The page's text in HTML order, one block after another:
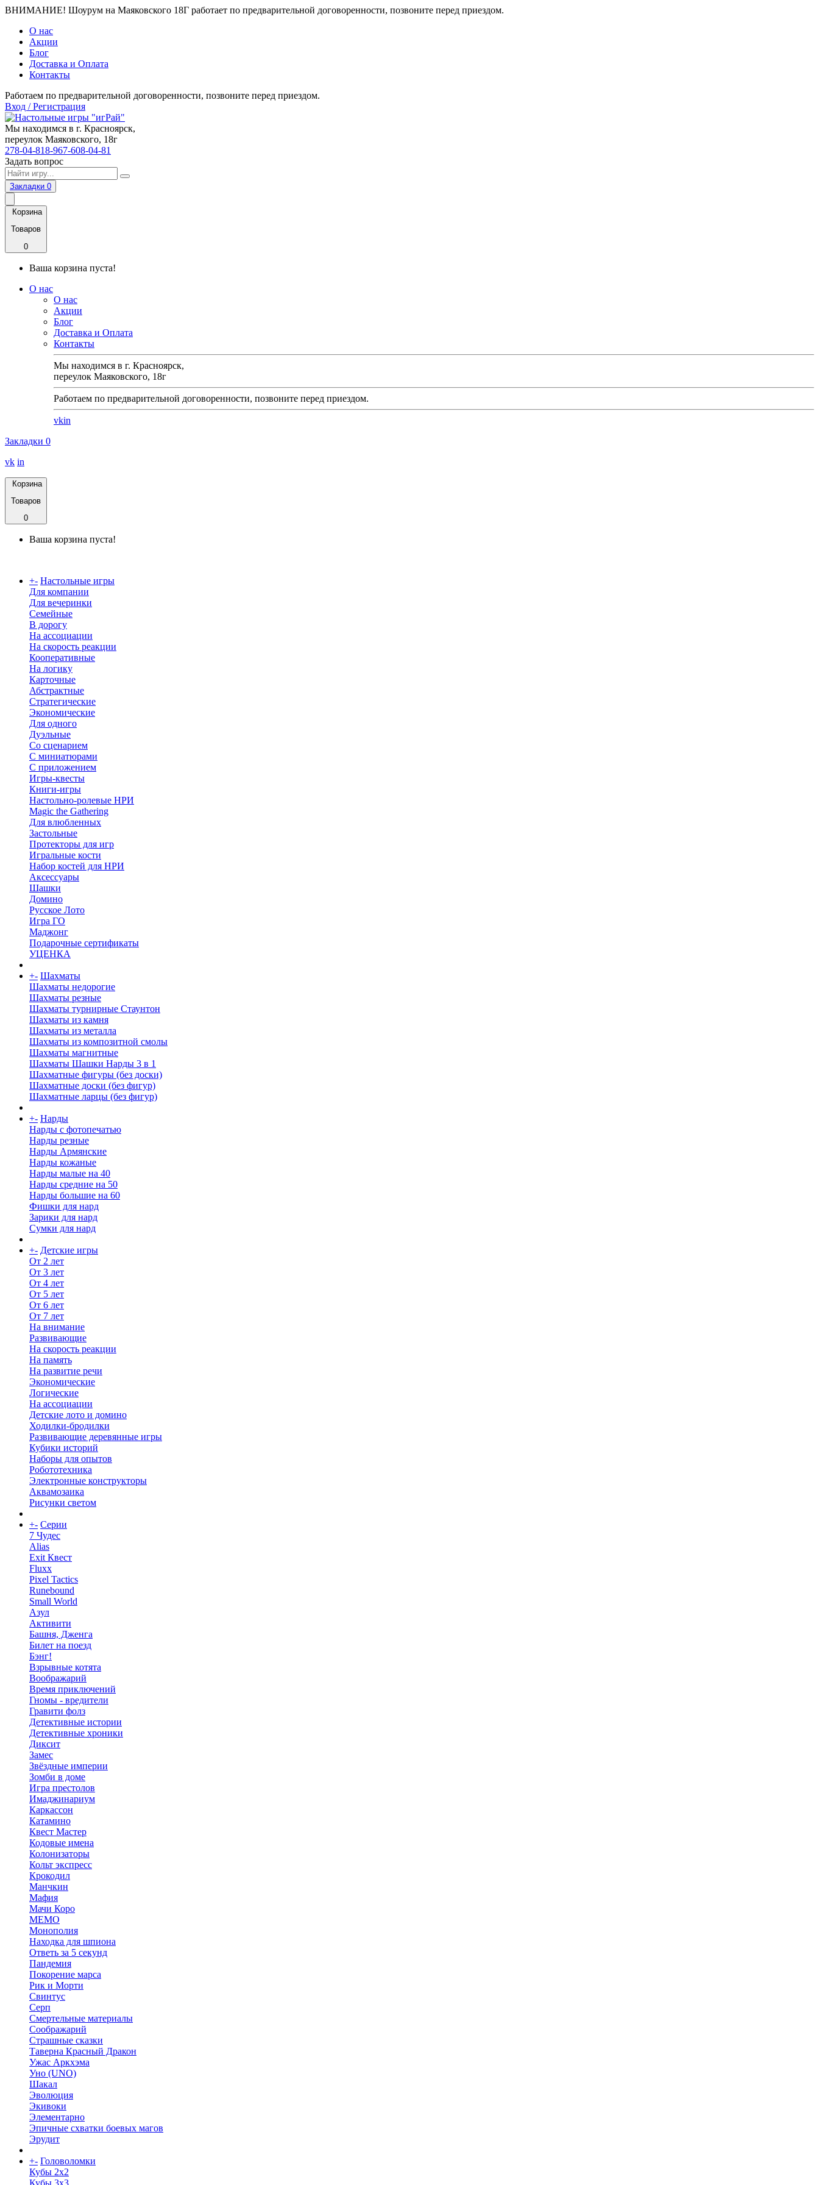
ВНИМАНИЕ! Шоурум на Маяковского 18Г работает по предварительной договоренности, позвоните перед приездом.
О нас
Акции
Блог
Доставка и Оплата
Контакты
Работаем по предварительной договоренности, позвоните перед приездом.
Вход / Регистрация
Мы находимся в г. Красноярск,
переулок Маяковского, 18г
278-04-818-967-608-04-81
Задать вопрос
Закладки 0
Корзина
Товаров
0
Ваша корзина пуста!
О нас
О нас
Акции
Блог
Доставка и Оплата
Контакты
Мы находимся в г. Красноярск,
переулок Маяковского, 18г
Работаем по предварительной договоренности, позвоните перед приездом.
vkin
Закладки 0
vk in
Корзина
Товаров
0
Ваша корзина пуста!
+- Настольные игры
Для компании
Для вечеринки
Семейные
В дорогу
На ассоциации
На скорость реакции
Кооперативные
На логику
Карточные
Абстрактные
Стратегические
Экономические
Для одного
Дуэльные
Со сценарием
С миниатюрами
С приложением
Игры-квесты
Книги-игры
Настольно-ролевые НРИ
Magic the Gathering
Для влюбленных
Застольные
Протекторы для игр
Игральные кости
Набор костей для НРИ
Аксессуары
Шашки
Домино
Русское Лото
Игра ГО
Маджонг
Подарочные сертификаты
УЦЕНКА
+- Шахматы
Шахматы недорогие
Шахматы резные
Шахматы турнирные Стаунтон
Шахматы из камня
Шахматы из металла
Шахматы из композитной смолы
Шахматы магнитные
Шахматы Шашки Нарды 3 в 1
Шахматные фигуры (без доски)
Шахматные доски (без фигур)
Шахматные ларцы (без фигур)
+- Нарды
Нарды с фотопечатью
Нарды резные
Нарды Армянские
Нарды кожаные
Нарды малые на 40
Нарды средние на 50
Нарды большие на 60
Фишки для нард
Зарики для нард
Сумки для нард
+- Детские игры
От 2 лет
От 3 лет
От 4 лет
От 5 лет
От 6 лет
От 7 лет
На внимание
Развивающие
На скорость реакции
На память
На развитие речи
Экономические
Логические
На ассоциации
Детские лото и домино
Ходилки-бродилки
Развивающие деревянные игры
Кубики историй
Наборы для опытов
Робототехника
Электронные конструкторы
Аквамозаика
Рисунки светом
+- Серии
7 Чудес
Alias
Exit Квест
Fluxx
Pixel Tactics
Runebound
Small World
Азул
Активити
Башня, Дженга
Билет на поезд
Бэнг!
Взрывные котята
Воображарий
Время приключений
Гномы - вредители
Гравити фолз
Детективные истории
Детективные хроники
Диксит
Замес
Звёздные империи
Зомби в доме
Игра престолов
Имаджинариум
Каркассон
Катамино
Квест Мастер
Кодовые имена
Колонизаторы
Кольт экспресс
Крокодил
Манчкин
Мафия
Мачи Коро
МЕМО
Монополия
Находка для шпиона
Ответь за 5 секунд
Пандемия
Покорение марса
Рик и Морти
Свинтус
Серп
Смертельные материалы
Соображарий
Страшные сказки
Таверна Красный Дракон
Ужас Аркхэма
Уно (UNO)
Шакал
Эволюция
Экивоки
Элементарно
Эпичные схватки боевых магов
Эрудит
+- Головоломки
Кубы 2х2